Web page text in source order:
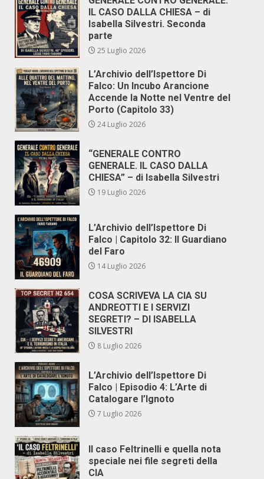
IL CASO DALLA CHIESA – di
Isabella Silvestri. Seconda
parte
25 Luglio 2026
L’Archivio dell’Ispettore Di
Falco: Un Incubo Arancione
Accende la Notte nel Ventre del
Porto (Capitolo 33)
24 Luglio 2026
“GENERALE CONTRO
GENERALE. IL CASO DALLA
CHIESA” – di Isabella Silvestri
19 Luglio 2026
L’Archivio dell’Ispettore Di
Falco | Capitolo 32: Il Guardiano
del Faro
14 Luglio 2026
COSA SCRIVEVA LA CIA SU
ANDREOTTI E I SERVIZI
SEGRETI? – DI ISABELLA
SILVESTRI
8 Luglio 2026
L’Archivio dell’Ispettore Di
Falco | Episodio 4: L’Arte di
Catalogare l’Ignoto
7 Luglio 2026
Il caso Feltrinelli e quella nota
speciale nei file segreti della
CIA